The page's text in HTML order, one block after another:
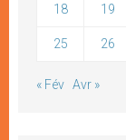
18 19
25 26
« Fév Avr »